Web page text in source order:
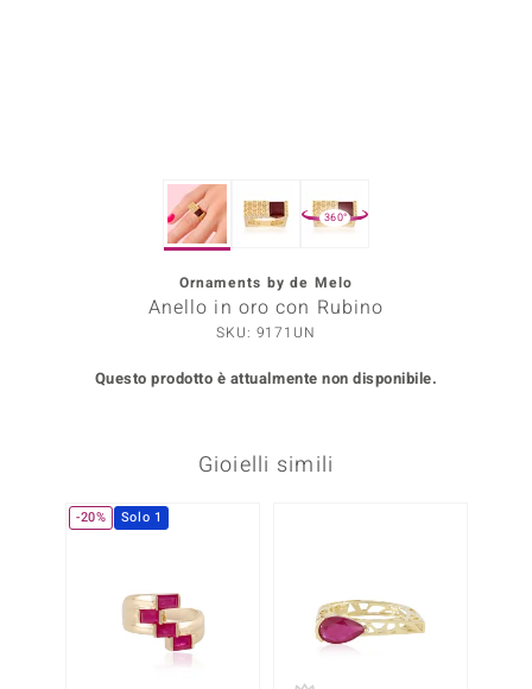
360°
Ornaments by de Melo
Anello in oro con Rubino
SKU: 9171UN
Questo prodotto è attualmente non disponibile.
Gioielli simili
-20% Solo 1